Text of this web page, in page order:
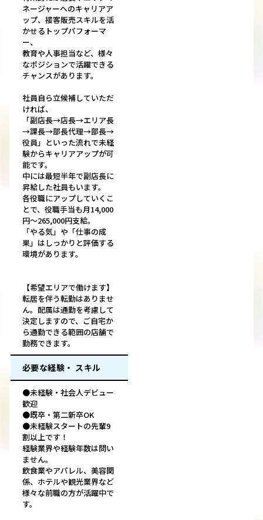
ネージャーへのキャリアア
ップ、接客販売スキルを活
かせるトップパフォーマ
ー、
教育や人事担当など、様々
なポジションで活躍できる
チャンスがあります。
社員自ら立候補していただ
ければ、
「副店長→店長→エリア長
→課長→部長代理→部長→
役員」といった流れで未経
験からキャリアアップが可
能です。
中には最短半年で副店長に
昇給した社員もいます。
各役職にアップしていくこ
とで、役職手当も月14,000
円～265,000円支給。
「やる気」や「仕事の成
果」はしっかりと評価する
環境があります。
【希望エリアで働けます】
転居を伴う転勤はありませ
ん。配属は通勤を考慮して
決定しますので、ご自宅か
ら通勤できる範囲の店舗で
勤務できます。
必要な経験・ スキル
●未経験・社会人デビュー
歓迎
●既卒・第二新卒OK
●未経験スタートの先輩9
割以上です！
経験業界や経験年数は問い
ません。
飲食業やアパレル、美容関
係、ホテルや観光業界など
様々な前職の方が活躍中で
す。